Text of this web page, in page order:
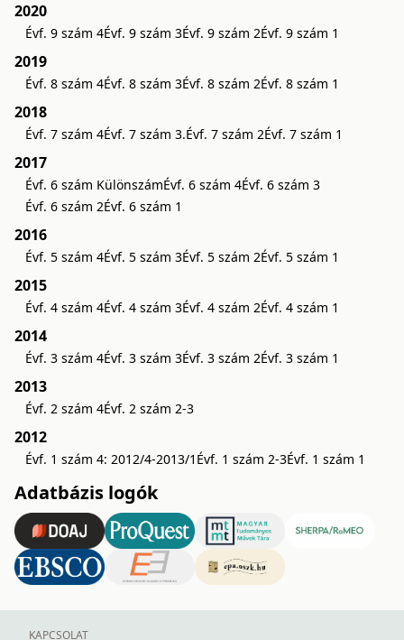
2020
Évf. 9 szám 4Évf. 9 szám 3Évf. 9 szám 2Évf. 9 szám 1
2019
Évf. 8 szám 4Évf. 8 szám 3Évf. 8 szám 2Évf. 8 szám 1
2018
Évf. 7 szám 4Évf. 7 szám 3.Évf. 7 szám 2Évf. 7 szám 1
2017
Évf. 6 szám KülönszámÉvf. 6 szám 4Évf. 6 szám 3
Évf. 6 szám 2Évf. 6 szám 1
2016
Évf. 5 szám 4Évf. 5 szám 3Évf. 5 szám 2Évf. 5 szám 1
2015
Évf. 4 szám 4Évf. 4 szám 3Évf. 4 szám 2Évf. 4 szám 1
2014
Évf. 3 szám 4Évf. 3 szám 3Évf. 3 szám 2Évf. 3 szám 1
2013
Évf. 2 szám 4Évf. 2 szám 2-3
2012
Évf. 1 szám 4: 2012/4-2013/1 Évf. 1 szám 2-3Évf. 1 szám 1
Adatbázis logók
KAPCSOLAT